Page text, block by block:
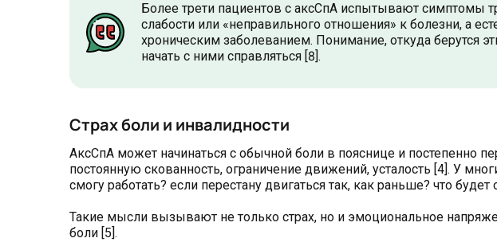
Более трети пациентов с аксСпА испытывают симптомы
слабости или «неправильного отношения» к болезни, а
хроническим заболеванием. Понимание, откуда берутся
начать с ними справляться [8].
Страх боли и инвалидности
АксСпА может начинаться с обычной боли в пояснице и постепенно
постоянную скованность, ограничение движений, усталость [4]. У
смогу работать? если перестану двигаться так, как раньше? что
Такие мысли вызывают не только страх, но и эмоциональное
боли [5].